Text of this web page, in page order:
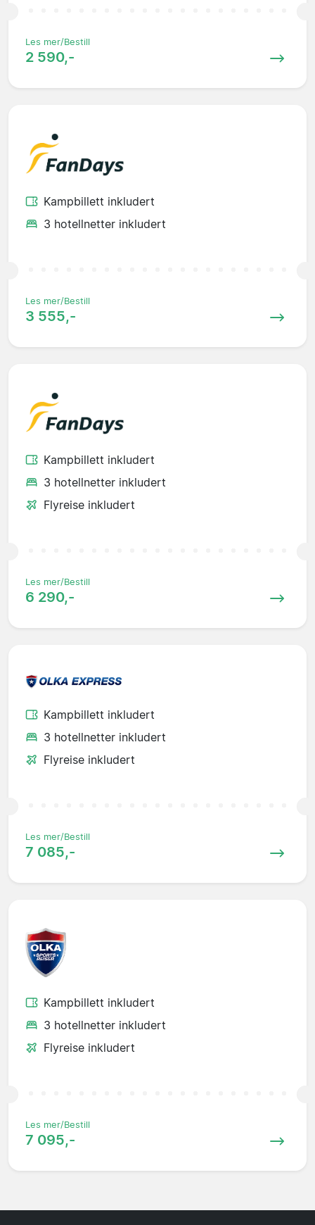
Les mer/Bestill
2 590,-
Kampbillett inkludert
3 hotellnetter inkludert
Les mer/Bestill
3 555,-
Kampbillett inkludert
3 hotellnetter inkludert
Flyreise inkludert
Les mer/Bestill
6 290,-
Kampbillett inkludert
3 hotellnetter inkludert
Flyreise inkludert
Les mer/Bestill
7 085,-
Kampbillett inkludert
3 hotellnetter inkludert
Flyreise inkludert
Les mer/Bestill
7 095,-